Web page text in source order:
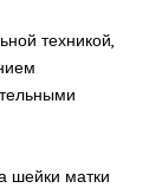
техникой,
шейки матки